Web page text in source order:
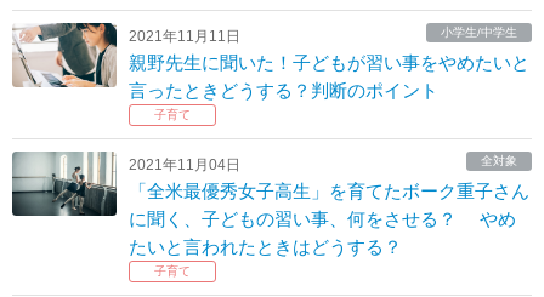
2021年11月11日 小学生/中学生
親野先生に聞いた！子どもが習い事をやめたいと
言ったときどうする？判断のポイント
子育て
2021年11月04日 全対象
「全米最優秀女子高生」を育てたボーク重子さん
に聞く、子どもの習い事、何をさせる？ やめ
たいと言われたときはどうする？
子育て